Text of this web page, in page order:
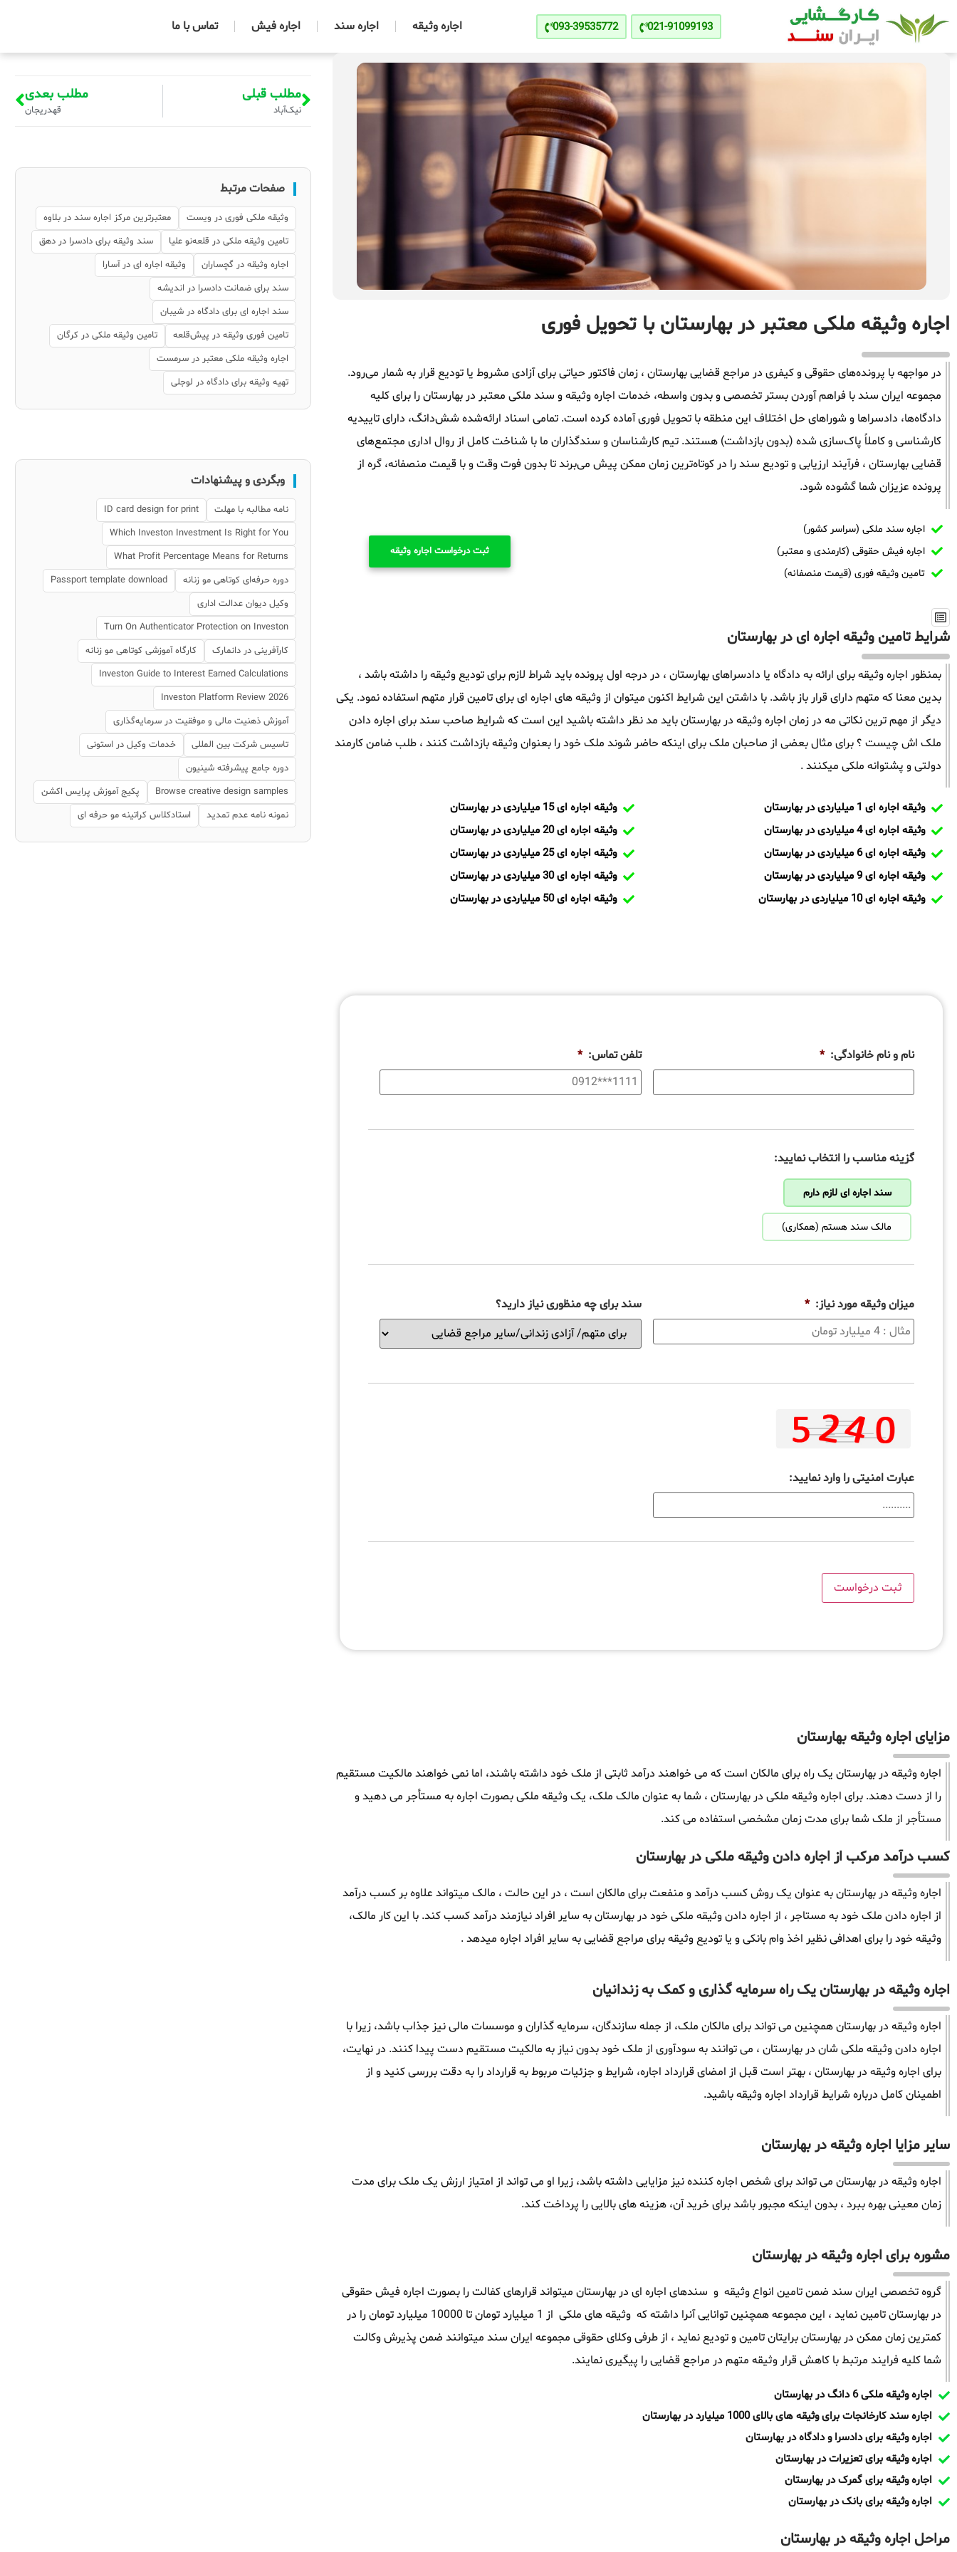
021-91099193
093-39535772 اجاره وثیقه اجاره سند اجاره فیش تماس با ما
اجاره وثیقه ملکی معتبر در بهارستان با تحویل فوری
در مواجهه با پرونده‌های حقوقی و کیفری در مراجع قضایی بهارستان ، زمان فاکتور حیاتی برای آزادی مشروط یا تودیع قرار به شمار می‌رود.
مجموعه ایران سند با فراهم آوردن بستر تخصصی و بدون واسطه، خدمات اجاره وثیقه و سند ملکی معتبر در بهارستان را برای کلیه
دادگاه‌ها، دادسراها و شوراهای حل اختلاف این منطقه با تحویل فوری آماده کرده است. تمامی اسناد ارائه‌شده شش‌دانگ، دارای تاییدیه
کارشناسی و کاملاً پاک‌سازی شده (بدون بازداشت) هستند. تیم کارشناسان و سندگذاران ما با شناخت کامل از روال اداری مجتمع‌های
قضایی بهارستان ، فرآیند ارزیابی و تودیع سند را در کوتاه‌ترین زمان ممکن پیش می‌برند تا بدون فوت وقت و با قیمت منصفانه، گره از
پرونده عزیزان شما گشوده شود.
اجاره سند ملکی (سراسر کشور)
اجاره فیش حقوقی (کارمندی و معتبر)
تامین وثیقه فوری (قیمت منصفانه)
ثبت درخواست اجاره وثیقه
شرایط تامین وثیقه اجاره ای در بهارستان
بمنظور اجاره وثیقه برای ارائه به دادگاه یا دادسراهای بهارستان ، در درجه اول پرونده باید شراط لازم برای تودیع وثیقه را داشته باشد ،
بدین معنا که متهم دارای قرار باز باشد. با داشتن این شرایط اکنون میتوان از وثیقه های اجاره ای برای تامین قرار متهم استفاده نمود. یکی
دیگر از مهم ترین نکاتی مه در زمان اجاره وثیقه در بهارستان باید مد نظر داشته باشید این است که شرایط صاحب سند برای اجاره دادن
ملک اش چیست ؟ برای مثال بعضی از صاحبان ملک برای اینکه حاضر شوند ملک خود را بعنوان وثیقه بازداشت کنند ، طلب ضامن کارمند
دولتی و پشتوانه ملکی میکنند .
وثیقه اجاره ای 1 میلیاردی در بهارستان
وثیقه اجاره ای 4 میلیاردی در بهارستان
وثیقه اجاره ای 6 میلیاردی در بهارستان
وثیقه اجاره ای 9 میلیاردی در بهارستان
وثیقه اجاره ای 10 میلیاردی در بهارستان
وثیقه اجاره ای 15 میلیاردی در بهارستان
وثیقه اجاره ای 20 میلیاردی در بهارستان
وثیقه اجاره ای 25 میلیاردی در بهارستان
وثیقه اجاره ای 30 میلیاردی در بهارستان
وثیقه اجاره ای 50 میلیاردی در بهارستان
نام و نام خانوادگی: * تلفن تماس: *
گزینه مناسب را انتخاب نمایید:
سند اجاره ای لازم دارم
مالک سند هستم (همکاری)
میزان وثیقه مورد نیاز: * سند برای چه منظوری نیاز دارید؟
عبارت امنیتی را وارد نمایید:
مزایای اجاره وثیقه بهارستان
اجاره وثیقه در بهارستان یک راه برای مالکان است که می خواهند درآمد ثابتی از ملک خود داشته باشند، اما نمی خواهند مالکیت مستقیم
را از دست دهند. برای اجاره وثیقه ملکی در بهارستان ، شما به عنوان مالک ملک، یک وثیقه ملکی بصورت اجاره به مستأجر می دهید و
مستأجر از ملک شما برای مدت زمان مشخصی استفاده می کند.
کسب درآمد مرکب از اجاره دادن وثیقه ملکی در بهارستان
اجاره وثیقه در بهارستان به عنوان یک روش کسب درآمد و منفعت برای مالکان است ، در این حالت ، مالک میتواند علاوه بر کسب درآمد
از اجاره دادن ملک خود به مستاجر ، از اجاره دادن وثیقه ملکی خود در بهارستان به سایر افراد نیازمند درآمد کسب کند. با این کار مالک،
وثیقه خود را برای اهدافی نظیر اخذ وام بانکی و یا تودیع وثیقه برای مراجع قضایی به سایر افراد اجاره میدهد .
اجاره وثیقه در بهارستان یک راه سرمایه گذاری و کمک به زندانیان
اجاره وثیقه در بهارستان همچنین می تواند برای مالکان ملک، از جمله سازندگان، سرمایه گذاران و موسسات مالی نیز جذاب باشد، زیرا با
اجاره دادن وثیقه ملکی شان در بهارستان ، می توانند به سودآوری از ملک خود بدون نیاز به مالکیت مستقیم دست پیدا کنند. در نهایت،
برای اجاره وثیقه در بهارستان ، بهتر است قبل از امضای قرارداد اجاره، شرایط و جزئیات مربوط به قرارداد را به دقت بررسی کنید و از
اطمینان کامل درباره شرایط قرارداد اجاره وثیقه باشید.
سایر مزایا اجاره وثیقه در بهارستان
اجاره وثیقه در بهارستان می تواند برای شخص اجاره کننده نیز مزایایی داشته باشد، زیرا او می تواند از امتیاز ارزش یک ملک برای مدت
زمان معینی بهره ببرد ، بدون اینکه مجبور باشد برای خرید آن، هزینه های بالایی را پرداخت کند.
مشوره برای اجاره وثیقه در بهارستان
گروه تخصصی ایران سند ضمن تامین انواع وثیقه و سندهای اجاره ای در بهارستان میتواند قرارهای کفالت را بصورت اجاره فیش حقوقی
در بهارستان تامین نماید ، این مجموعه همچنین توانایی آنرا داشته که وثیقه های ملکی از 1 میلیارد تومان تا 10000 میلیارد تومان را در
کمترین زمان ممکن در بهارستان برایتان تامین و تودیع نماید ، از طرفی وکلای حقوقی مجموعه ایران سند میتوانند ضمن پذیرش وکالت
شما کلیه فرایند مرتبط با کاهش قرار وثیقه متهم در مراجع قضایی را پیگیری نمایند.
اجاره وثیقه ملکی 6 دانگ در بهارستان
اجاره سند کارخانجات برای وثیقه های بالای 1000 میلیارد در بهارستان
اجاره وثیقه برای دادسرا و دادگاه در بهارستان
اجاره وثیقه برای تعزیرات در بهارستان
اجاره وثیقه برای گمرک در بهارستان
اجاره وثیقه برای بانک در بهارستان
مراحل اجاره وثیقه در بهارستان
مطلب قبلی
نیک‌آباد
مطلب بعدی
قهدریجان
صفحات مرتبط
وثیقه ملکی فوری در ویست
معتبرترین مرکز اجاره سند در بلاوه
تامین وثیقه ملکی در قلعه‌نو علیا
سند وثیقه برای دادسرا در دهق
اجاره وثیقه در گچساران
وثیقه اجاره ای در آسارا
سند برای ضمانت دادسرا در اندیشه
سند اجاره ای برای دادگاه در شیبان
تامین فوری وثیقه در پیش‌قلعه
تامین وثیقه ملکی در کرگان
اجاره وثیقه ملکی معتبر در سرمست
تهیه وثیقه برای دادگاه در لوجلی
وبگردی و پیشنهادات
نامه مطالبه با مهلت
ID card design for print
Which Investon Investment Is Right for You
What Profit Percentage Means for Returns
دوره حرفه‌ای کوتاهی مو زنانه
Passport template download
وکیل دیوان عدالت اداری
Turn On Authenticator Protection on Investon
کارآفرینی در دانمارک
کارگاه آموزشی کوتاهی مو زنانه
Investon Guide to Interest Earned Calculations
Investon Platform Review 2026
آموزش ذهنیت مالی و موفقیت در سرمایه‌گذاری
تاسیس شرکت بین المللی
خدمات وکیل در استونی
دوره جامع پیشرفته شینیون
Browse creative design samples
پکیج آموزش پرایس اکشن
نمونه نامه عدم تمدید
استادکلاس کراتینه مو حرفه ای